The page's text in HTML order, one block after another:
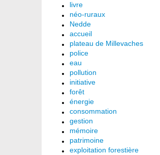
livre
néo-ruraux
Nedde
accueil
plateau de Millevaches
police
eau
pollution
initiative
forêt
énergie
consommation
gestion
mémoire
patrimoine
exploitation forestière